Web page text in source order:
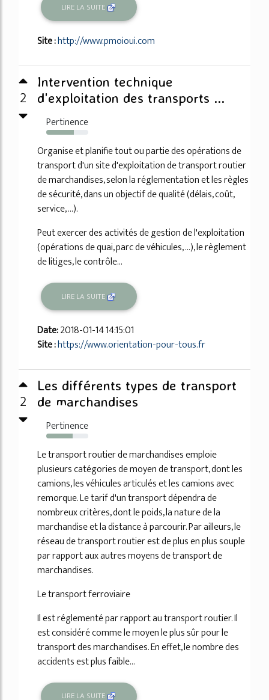
LIRE LA SUITE
Site :http://www.pmoioui.com
2
Intervention technique
d'exploitation des transports ...
Pertinence
65%
Organise et planifie tout ou partie des opérations de
transport d'un site d'exploitation de transport routier
de marchandises, selon la réglementation et les règles
de sécurité, dans un objectif de qualité (délais, coût,
service, ...).
Peut exercer des activités de gestion de l'exploitation
(opérations de quai, parc de véhicules, ...), le règlement
de litiges, le contrôle...
LIRE LA SUITE
Date:2018-01-14 14:15:01
Site :https://www.orientation-pour-tous.fr
2
Les différents types de transport
de marchandises
Pertinence
63%
Le transport routier de marchandises emploie
plusieurs catégories de moyen de transport, dont les
camions, les véhicules articulés et les camions avec
remorque. Le tarif d'un transport dépendra de
nombreux critères, dont le poids, la nature de la
marchandise et la distance à parcourir. Par ailleurs, le
réseau de transport routier est de plus en plus souple
par rapport aux autres moyens de transport de
marchandises.
Le transport ferroviaire
Il est réglementé par rapport au transport routier. Il
est considéré comme le moyen le plus sûr pour le
transport des marchandises. En effet, le nombre des
accidents est plus faible...
LIRE LA SUITE